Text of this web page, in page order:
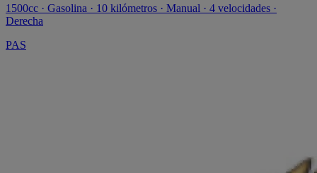
1500cc · Gasolina · 10 kilómetros · Manual · 4 velocidades ·
Derecha
PAS